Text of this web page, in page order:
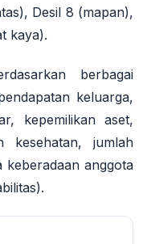
Desil 8 (mapan),
kaya).
berbagai
keluarga,
kepemilikan aset,
kesehatan, jumlah
keberadaan anggota